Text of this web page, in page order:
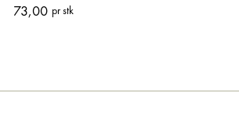
73,00 pr stk